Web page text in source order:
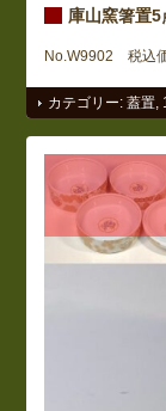
庫山窯箸置5
No.W9902 税込
カテゴリー:蓋置